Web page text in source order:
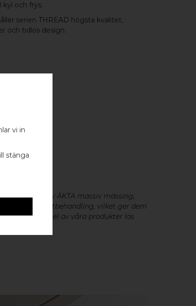
och frys.
serien THREAD högsta kvalitet,
och tidlös design.
är tillverkade av ÄKTA massiv mässing,
metallisk ytbehandling, vilket ger dem
För skötsel av våra produkter läs
vi in
stänga